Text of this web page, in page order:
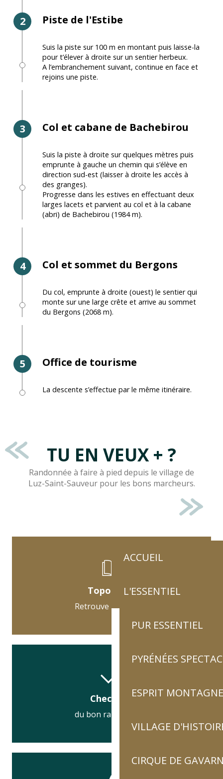
ACCUEIL
L'ESSENTIEL
PUR ESSENTIEL
PYRÉNÉES
ESPRIT MONTAGNE
VILLAGE
CIRQUE DE
TU EN VEUX + ?
Randonnée à faire à pied depuis le village de
Luz-Saint-Sauveur pour les bons marcheurs.
2 Piste de l'Estibe
Suis la piste sur 100 m en montant puis laisse-la
pour t’élever à droite sur un sentier herbeux.
A l’embranchement suivant, continue en face et
rejoins une piste.
3 Col et cabane de Bachebirou
Suis la piste à droite sur quelques mètres puis
emprunte à gauche un chemin qui s’élève en
direction sud-est (laisser à droite les accès à
des granges).
Progresse dans les estives en effectuant deux
larges lacets et parvient au col et à la cabane
(abri) de Bachebirou (1984 m).
4 Col et sommet du Bergons
Du col, emprunte à droite (ouest) le sentier qui
monte sur une large crête et arrive au sommet
du Bergons (2068 m).
5 Office de tourisme
La descente s’effectue par le même itinéraire.
Topoguide
Retrouve l’itinéraire
Check list
du bon randonneur